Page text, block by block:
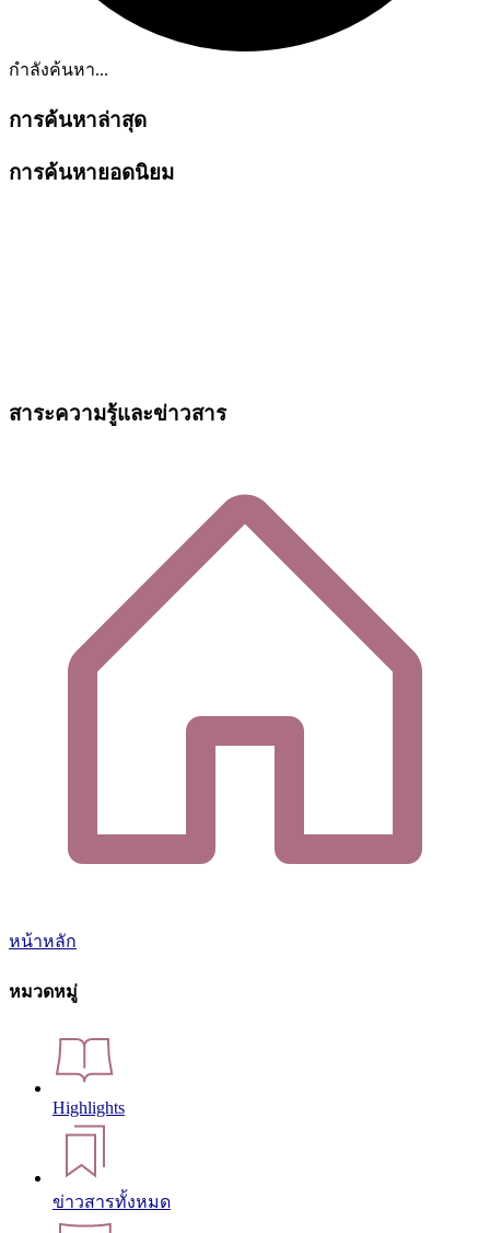
กำลังค้นหา...
การค้นหาล่าสุด
การค้นหายอดนิยม
สาระความรู้และข่าวสาร
หน้าหลัก
หมวดหมู่
Highlights
ข่าวสารทั้งหมด